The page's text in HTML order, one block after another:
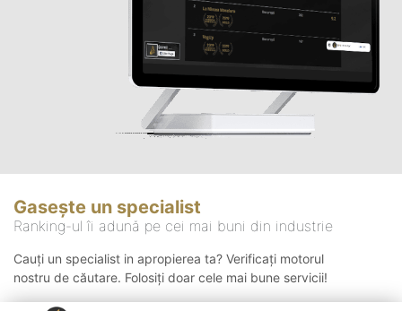
Gasește un specialist
Ranking-ul îi adună pe cei mai buni din industrie
Cauți un specialist in apropierea ta? Verificați motorul
nostru de căutare. Folosiți doar cele mai bune servicii!